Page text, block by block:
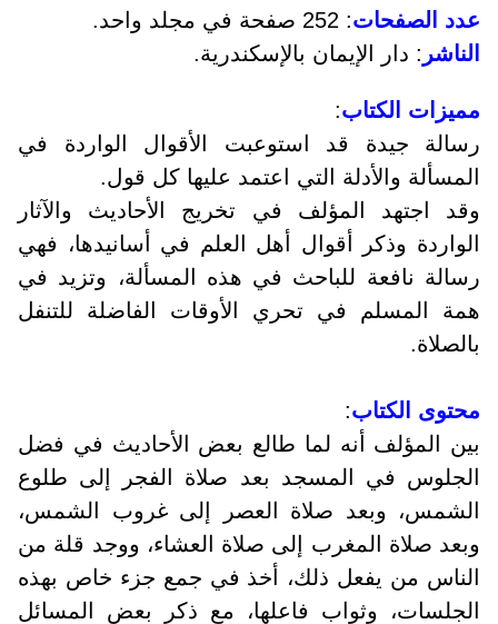
عدد الصفحات: 252 صفحة في مجلد واحد.
الناشر : دار الإيمان بالإسكندرية.
مميزات الكتاب:
رسالة جيدة قد استوعبت الأقوال الواردة في
المسألة والأدلة التي اعتمد عليها كل قول.
وقد اجتهد المؤلف في تخريج الأحاديث والآثار
الواردة وذكر أقوال أهل العلم في أسانيدها، فهي
رسالة نافعة للباحث في هذه المسألة، وتزيد في
همة المسلم في تحري الأوقات الفاضلة للتنفل
بالصلاة.
محتوى الكتاب:
بين المؤلف أنه لما طالع بعض الأحاديث في فضل
الجلوس في المسجد بعد صلاة الفجر إلى طلوع
الشمس، وبعد صلاة العصر إلى غروب الشمس،
وبعد صلاة المغرب إلى صلاة العشاء، ووجد قلة من
الناس من يفعل ذلك، أخذ في جمع جزء خاص بهذه
الجلسات، وثواب فاعلها، مع ذكر بعض المسائل